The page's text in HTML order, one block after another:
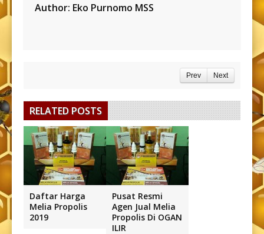
Author: Eko Purnomo MSS
Prev Next
RELATED POSTS
Daftar Harga
Melia Propolis
2019
Pusat Resmi
Agen Jual Melia
Propolis Di OGAN
ILIR